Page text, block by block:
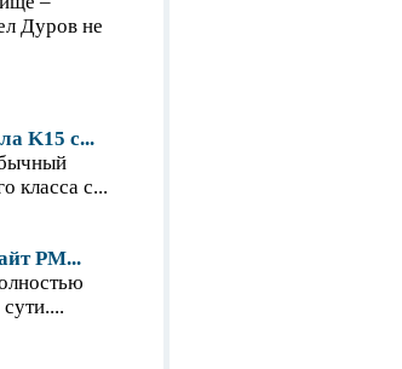
Дуров не
K15 с...
класса с...
PM...
сути....